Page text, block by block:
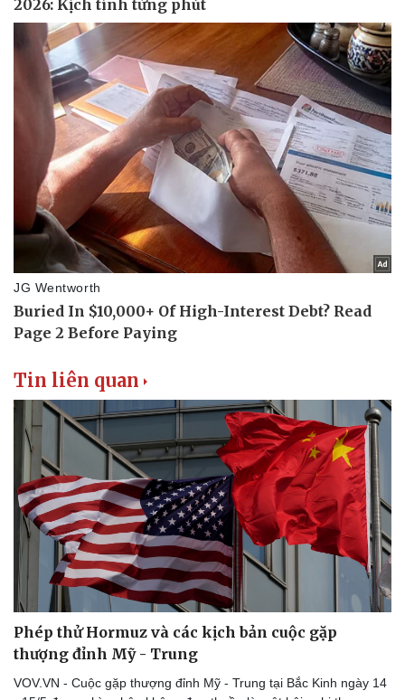
Tin liên quan
Phép thử Hormuz và các kịch bản cuộc gặp
thượng đỉnh Mỹ - Trung
VOV.VN - Cuộc gặp thượng đỉnh Mỹ - Trung tại Bắc Kinh ngày 14